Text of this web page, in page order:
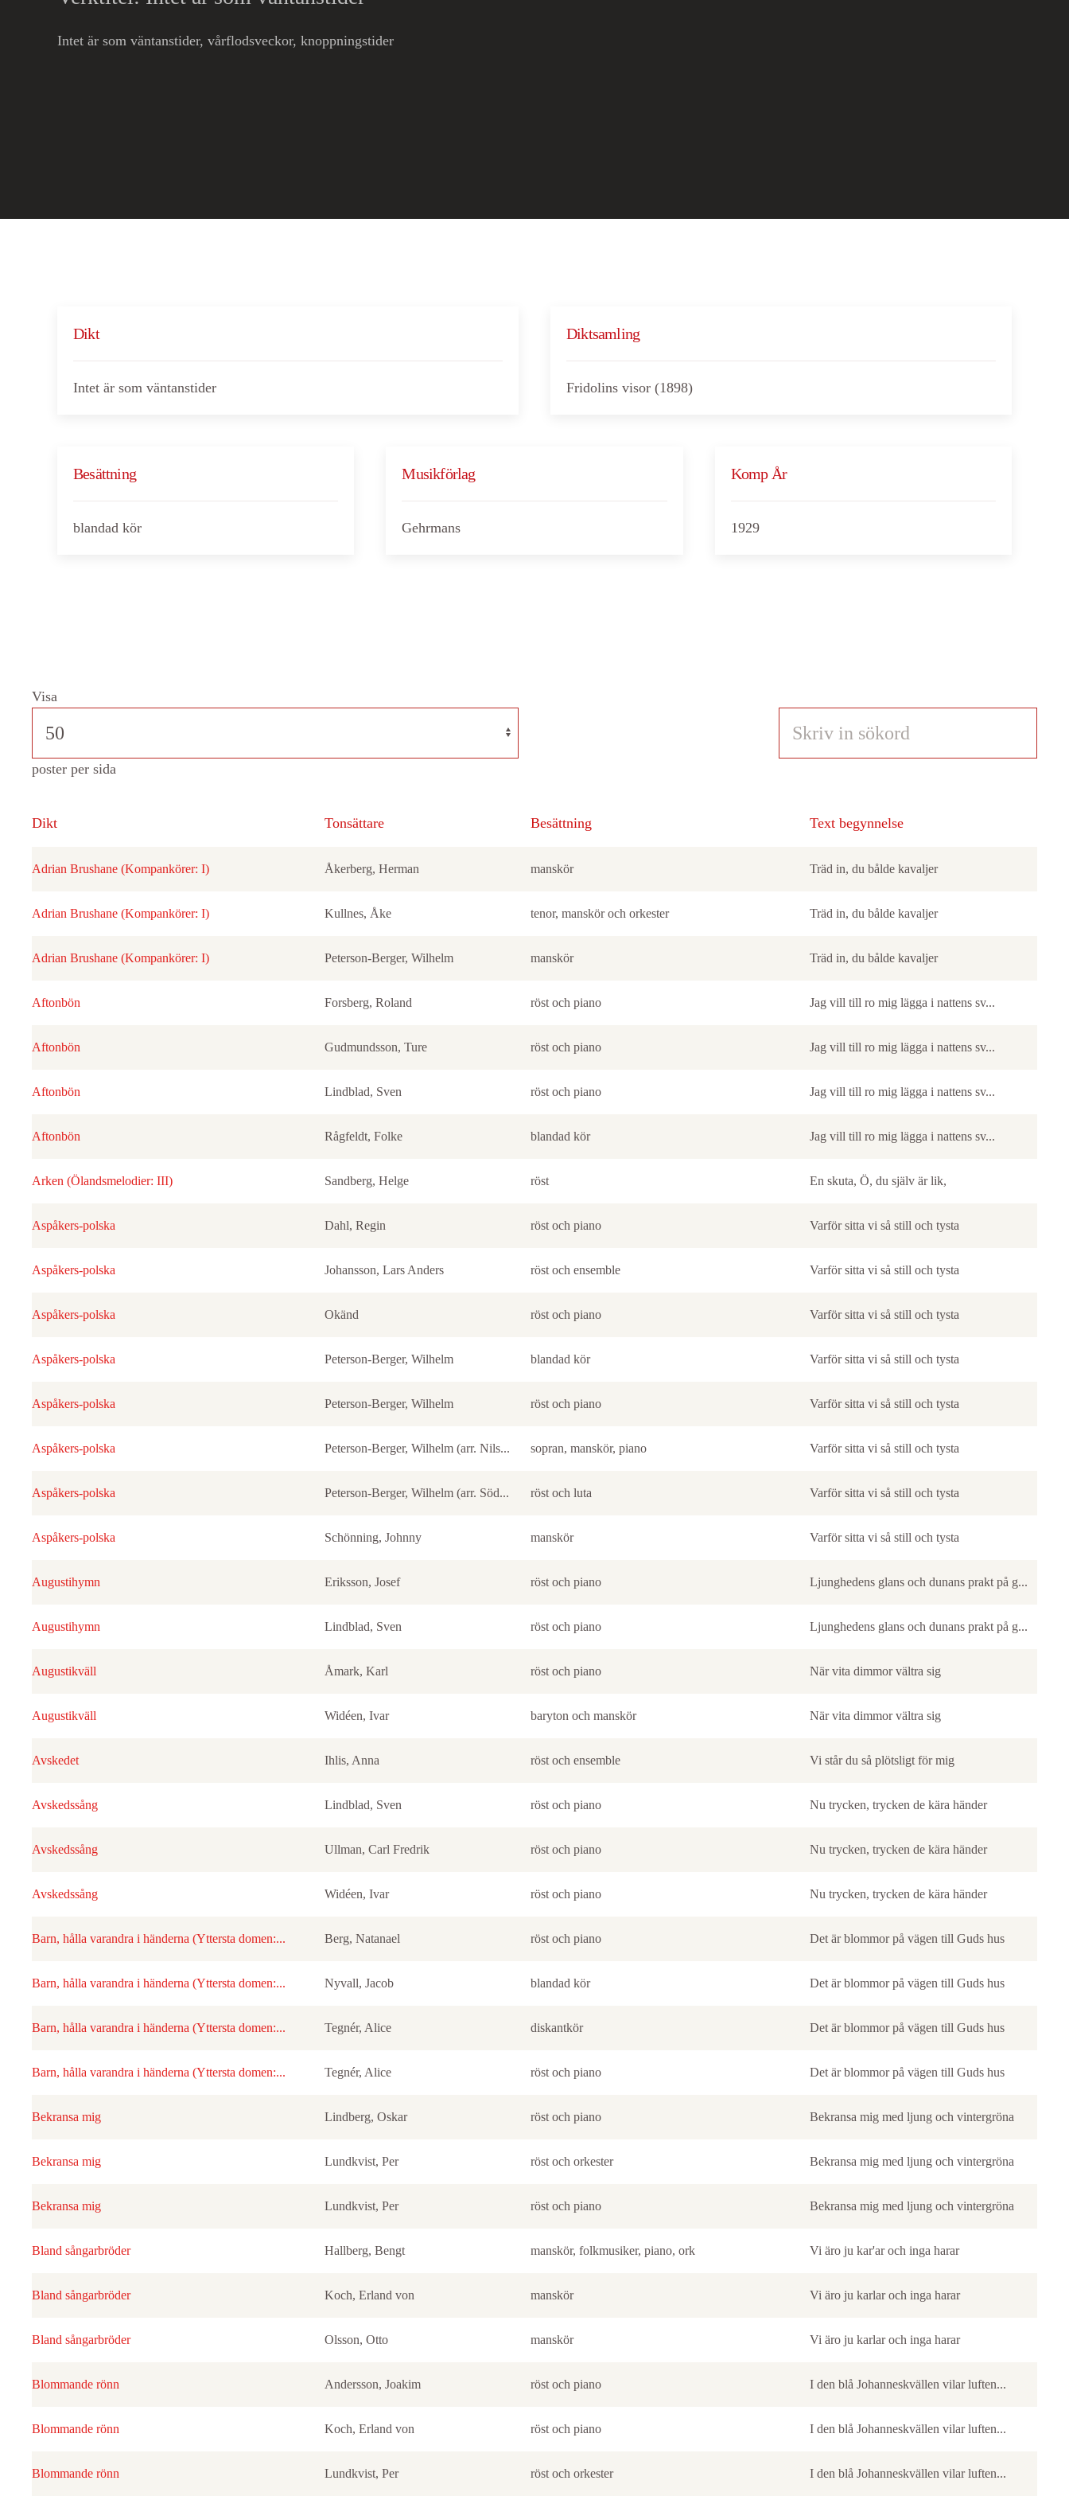
Intet är som väntanstider, vårflodsveckor, knoppningstider
Dikt
Intet är som väntanstider
Diktsamling
Fridolins visor (1898)
Besättning
blandad kör
Musikförlag
Gehrmans
Komp År
1929
Visa
poster per sida
Dikt Tonsättare Besättning Text begynnelse
Adrian Brushane (Kompankörer: I) Åkerberg, Herman manskör Träd in, du bålde kavaljer
Adrian Brushane (Kompankörer: I) Kullnes, Åke tenor, manskör och orkester Träd in, du bålde kavaljer
Adrian Brushane (Kompankörer: I) Peterson-Berger, Wilhelm manskör Träd in, du bålde kavaljer
Aftonbön Forsberg, Roland röst och piano Jag vill till ro mig lägga i nattens sv...
Aftonbön Gudmundsson, Ture röst och piano Jag vill till ro mig lägga i nattens sv...
Aftonbön Lindblad, Sven röst och piano Jag vill till ro mig lägga i nattens sv...
Aftonbön Rågfeldt, Folke blandad kör Jag vill till ro mig lägga i nattens sv...
Arken (Ölandsmelodier: III) Sandberg, Helge röst En skuta, Ö, du själv är lik,
Aspåkers-polska Dahl, Regin röst och piano Varför sitta vi så still och tysta
Aspåkers-polska Johansson, Lars Anders röst och ensemble Varför sitta vi så still och tysta
Aspåkers-polska Okänd röst och piano Varför sitta vi så still och tysta
Aspåkers-polska Peterson-Berger, Wilhelm blandad kör Varför sitta vi så still och tysta
Aspåkers-polska Peterson-Berger, Wilhelm röst och piano Varför sitta vi så still och tysta
Aspåkers-polska Peterson-Berger, Wilhelm (arr. Nils... sopran, manskör, piano Varför sitta vi så still och tysta
Aspåkers-polska Peterson-Berger, Wilhelm (arr. Söd... röst och luta Varför sitta vi så still och tysta
Aspåkers-polska Schönning, Johnny manskör Varför sitta vi så still och tysta
Augustihymn Eriksson, Josef röst och piano Ljunghedens glans och dunans prakt på g...
Augustihymn Lindblad, Sven röst och piano Ljunghedens glans och dunans prakt på g...
Augustikväll Åmark, Karl röst och piano När vita dimmor vältra sig
Augustikväll Widéen, Ivar baryton och manskör När vita dimmor vältra sig
Avskedet Ihlis, Anna röst och ensemble Vi står du så plötsligt för mig
Avskedssång Lindblad, Sven röst och piano Nu trycken, trycken de kära händer
Avskedssång Ullman, Carl Fredrik röst och piano Nu trycken, trycken de kära händer
Avskedssång Widéen, Ivar röst och piano Nu trycken, trycken de kära händer
Barn, hålla varandra i händerna (Yttersta domen:... Berg, Natanael röst och piano Det är blommor på vägen till Guds hus
Barn, hålla varandra i händerna (Yttersta domen:... Nyvall, Jacob blandad kör Det är blommor på vägen till Guds hus
Barn, hålla varandra i händerna (Yttersta domen:... Tegnér, Alice diskantkör Det är blommor på vägen till Guds hus
Barn, hålla varandra i händerna (Yttersta domen:... Tegnér, Alice röst och piano Det är blommor på vägen till Guds hus
Bekransa mig Lindberg, Oskar röst och piano Bekransa mig med ljung och vintergröna
Bekransa mig Lundkvist, Per röst och orkester Bekransa mig med ljung och vintergröna
Bekransa mig Lundkvist, Per röst och piano Bekransa mig med ljung och vintergröna
Bland sångarbröder Hallberg, Bengt manskör, folkmusiker, piano, ork Vi äro ju kar'ar och inga harar
Bland sångarbröder Koch, Erland von manskör Vi äro ju karlar och inga harar
Bland sångarbröder Olsson, Otto manskör Vi äro ju karlar och inga harar
Blommande rönn Andersson, Joakim röst och piano I den blå Johanneskvällen vilar luften...
Blommande rönn Koch, Erland von röst och piano I den blå Johanneskvällen vilar luften...
Blommande rönn Lundkvist, Per röst och orkester I den blå Johanneskvällen vilar luften...